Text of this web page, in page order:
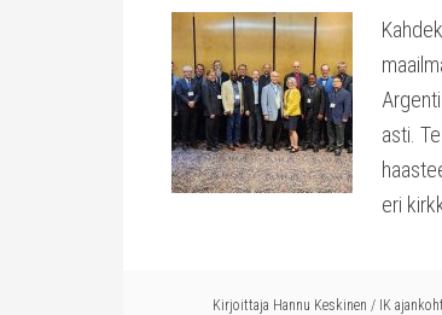
asti.
eri
Kirjoittaja Hannu Keskinen / IK